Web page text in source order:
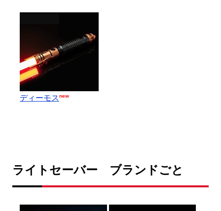
ディーモスnew
ライトセーバー ブランドごと